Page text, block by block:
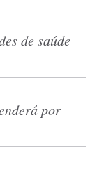
de saúde
por